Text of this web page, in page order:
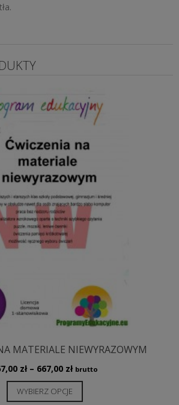
MATERIALE NIEWYRAZOWYM
zł – 667,00 złZakres
cen:
brutto
WYBIERZ OPCJE
produkt